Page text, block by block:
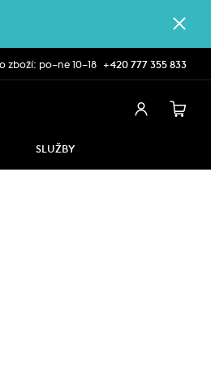
zboží: po–ne 10–18 +420 777 355 833
SLUŽBY